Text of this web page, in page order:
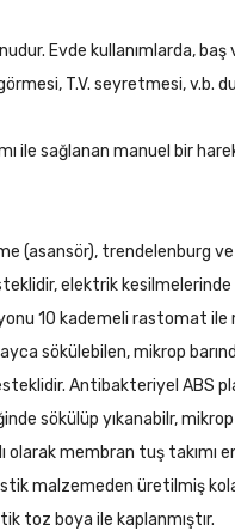
Evde kullanımlarda,
T.V. seyretmesi, v.b.
sağlanan manuel bir
(asansör), trendelenburg
elektrik
10 kademeli rastomat ile
sökülebilen, mikrop
Antibakteriyel
sökülüp yıkanabilr,
olarak membran tuş takımı
malzemeden üretilmiş
toz boya ile kaplanmıştır.